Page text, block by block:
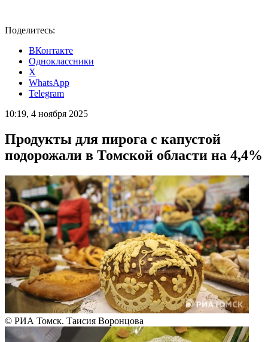
Поделитесь:
ВКонтакте
Одноклассники
X
WhatsApp
Telegram
10:19, 4 ноября 2025
Продукты для пирога с капустой
подорожали в Томской области на 4,4%
© РИА Томск. Таисия Воронцова